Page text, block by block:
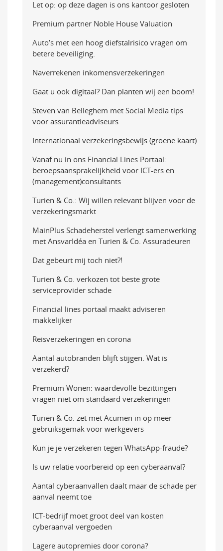
Let op: op deze dagen is ons kantoor gesloten
Premium partner Noble House Valuation
Auto’s met een hoog diefstalrisico vragen om
betere beveiliging.
Naverrekenen inkomensverzekeringen
Gaat u ook digitaal? Dan planten wij een boom!
Steven van Belleghem met Social Media tips
voor assurantieadviseurs
Internationaal verzekeringsbewijs (groene kaart)
Vanaf nu in ons Financial Lines Portaal:
beroepsaansprakelijkheid voor ICT-ers en
(management)consultants
Turien & Co.: Wij willen relevant blijven voor de
verzekeringsmarkt
MainPlus Schadeherstel verlengt samenwerking
met AnsvarIdéa en Turien & Co. Assuradeuren
Dat gebeurt mij toch niet?!
Turien & Co. verkozen tot beste grote
serviceprovider schade
Financial lines portaal maakt adviseren
makkelijker
Reisverzekeringen en corona
Aantal autobranden blijft stijgen. Wat is
verzekerd?
Premium Wonen: waardevolle bezittingen
vragen niet om standaard verzekeringen
Turien & Co. zet met Acumen in op meer
gebruiksgemak voor werkgevers
Kun je je verzekeren tegen WhatsApp-fraude?
Is uw relatie voorbereid op een cyberaanval?
Aantal cyberaanvallen daalt maar de schade per
aanval neemt toe
ICT-bedrijf moet groot deel van kosten
cyberaanval vergoeden
Lagere autopremies door corona?